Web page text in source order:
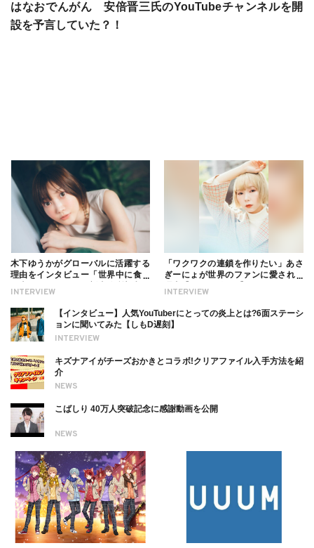
はなおでんがん 安倍晋三氏のYouTubeチャンネルを開
設を予言していた？！
INTERVIEW
木下ゆうかがグローバルに活躍する
理由をインタビュー「世界中に食べ
ついても
INTERVIEW
「ワクワクの連鎖を作りたい」あさ
ぎーにょが世界のファンに愛される
INTERVIEW
【インタビュー】人気YouTuberにとっての炎上とは?6面ステーシ
ョンに聞いてみた【しもD遅刻】
NEWS
キズナアイがチーズおかきとコラボ!クリアファイル入手方法を紹
介
NEWS
こばしり 40万人突破記念に感謝動画を公開